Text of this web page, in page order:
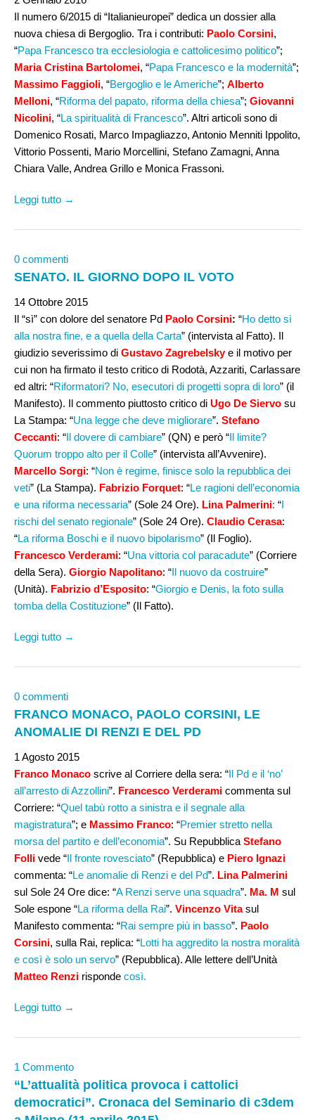
Il numero 6/2015 di “Italianieuropei” dedica un dossier alla
nuova chiesa di Bergoglio. Tra i contributi: Paolo Corsini,
“Papa Francesco tra ecclesiologia e cattolicesimo politico”;
Maria Cristina Bartolomei, “Papa Francesco e la modernità”;
Massimo Faggioli, “Bergoglio e le Americhe”; Alberto
Melloni, “Riforma del papato, riforma della chiesa”; Giovanni
Nicolini, “La spiritualità di Francesco”. Altri articoli sono di
Domenico Rosati, Marco Impagliazzo, Antonio Menniti Ippolito,
Vittorio Possenti, Mario Morcellini, Stefano Zamagni, Anna
Chiara Valle, Andrea Grillo e Monica Frassoni.
Leggi tutto →
0 commenti
SENATO. IL GIORNO DOPO IL VOTO
14 Ottobre 2015
Il “sì” con dolore del senatore Pd Paolo Corsini: “Ho detto sì
alla nostra fine, e a quella della Carta” (intervista al Fatto). Il
giudizio severissimo di Gustavo Zagrebelskye il motivo per
cui non ha firmato il testo critico di Rodotà, Azzariti, Carlassare
ed altri: “Riformatori? No, esecutori di progetti sopra di loro” (il
Manifesto). Il commento piuttosto critico di Ugo De Siervo su
La Stampa: “Una legge che deve migliorare”. Stefano
Ceccanti: “Il dovere di cambiare” (QN) e però “Il limite?
Quorum troppo alto per il Colle” (intervista all’Avvenire).
Marcello Sorgi: “Non è regime, finisce solo la repubblica dei
veti” (La Stampa). Fabrizio Forquet: “Le ragioni dell’economia
e una riforma necessaria” (Sole 24 Ore). Lina Palmerini: “I
rischi del senato regionale” (Sole 24 Ore). Claudio Cerasa:
“La riforma Boschi e il nuovo bipolarismo” (Il Foglio).
Francesco Verderami: “Una vittoria col paracadute” (Corriere
della Sera). Giorgio Napolitano: “Il nuovo da costruire”
(Unità). Fabrizio d’Esposito: “Giorgio e Denis, la foto sulla
tomba della Costituzione” (Il Fatto).
Leggi tutto →
0 commenti
FRANCO MONACO, PAOLO CORSINI, LE
ANOMALIE DI RENZI E DEL PD
1 Agosto 2015
Franco Monaco scrive al Corriere della sera: “Il Pd e il ‘no’
all’arresto di Azzollini”. Francesco Verderami commenta sul
Corriere: “Quel tabù rotto a sinistra e il segnale alla
magistratura”; e Massimo Franco: “Premier stretto nella
morsa del partito e dell’economia”. Su Repubblica Stefano
Folli vede “Il fronte rovesciato” (Repubblica) e Piero Ignazi
commenta: “Le anomalie di Renzi e del Pd”. Lina Palmerini
sul Sole 24 Ore dice: “A Renzi serve una squadra”. Ma. M sul
Sole espone “La riforma della Rai”. Vincenzo Vitasul
Manifesto commenta: “Rai sempre più in basso”. Paolo
Corsini, sulla Rai, replica: “Lotti ha aggredito la nostra moralità
e così è solo un servo” (Repubblica). Alle lettere dell’Unità
Matteo Renzi risponde così.
Leggi tutto →
1 Commento
“L’attualità politica provoca i cattolici
democratici”. Cronaca del Seminario di c3dem